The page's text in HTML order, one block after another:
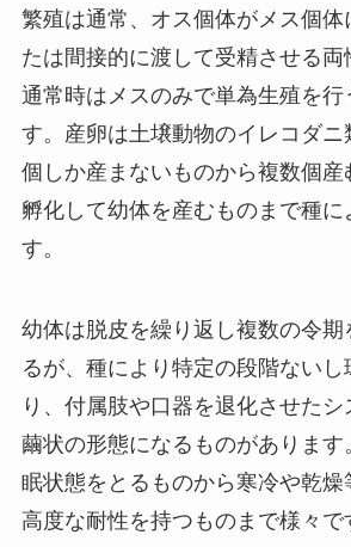
繁殖は通常、オス個体がメス個体
たは間接的に渡して受精させる両
通常時はメスのみで単為生殖を行
す。産卵は土壌動物のイレコダ
個しか産まないものから複数個
孵化して幼体を産むものまで種に
す。
幼体は脱皮を繰り返し複数の令期
るが、種により特定の段階ないし
り、付属肢や口器を退化させた
繭状の形態になるものがありま
眠状態をとるものから寒冷や乾燥
高度な耐性を持つものまで様々で